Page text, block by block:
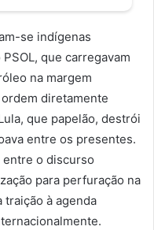
se indígenas
que carregavam
na margem
diretamente
que papelão, destrói
entre os presentes.
o discurso
para perfuração na
traição à agenda